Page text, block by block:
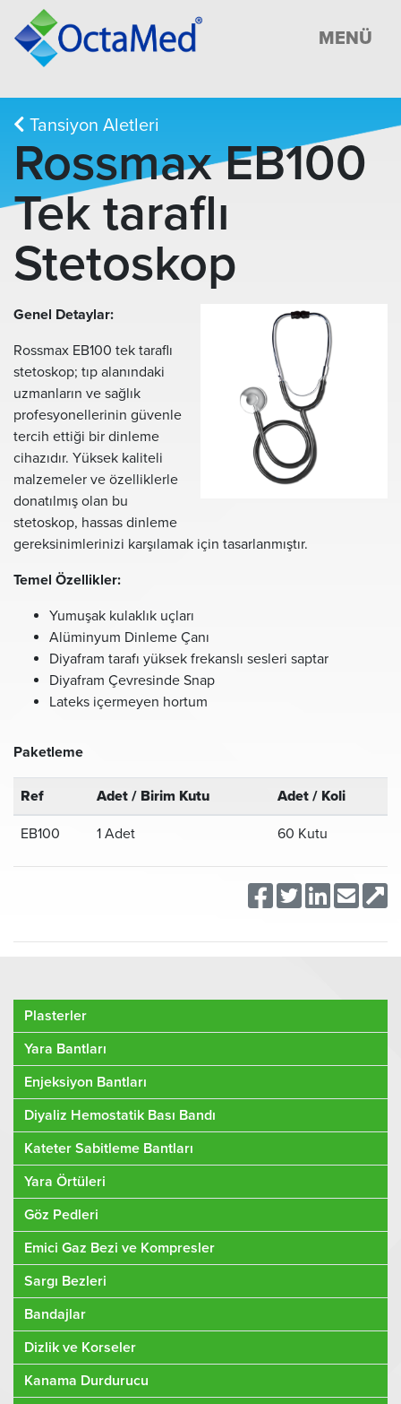
MENÜ
Tansiyon Aletleri
Rossmax EB100
Tek taraflı
Stetoskop
Genel Detaylar:
Rossmax EB100 tek taraflı
stetoskop; tıp alanındaki
uzmanların ve sağlık
profesyonellerinin güvenle
tercih ettiği bir dinleme
cihazıdır. Yüksek kaliteli
malzemeler ve özelliklerle
donatılmış olan bu
stetoskop, hassas dinleme
gereksinimlerinizi karşılamak için tasarlanmıştır.
Temel Özellikler:
Yumuşak kulaklık uçları
Alüminyum Dinleme Çanı
Diyafram tarafı yüksek frekanslı sesleri saptar
Diyafram Çevresinde Snap
Lateks içermeyen hortum
Paketleme
Ref Adet / Birim Kutu Adet / Koli
EB100 1 Adet 60 Kutu
Plasterler
Yara Bantları
Enjeksiyon Bantları
Diyaliz Hemostatik Bası Bandı
Kateter Sabitleme Bantları
Yara Örtüleri
Göz Pedleri
Emici Gaz Bezi ve Kompresler
Sargı Bezleri
Bandajlar
Dizlik ve Korseler
Kanama Durdurucu